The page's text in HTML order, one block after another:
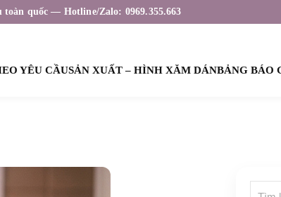
toàn quốc — Hotline/Zalo: 0969.355.663
YÊU CẦUSẢN XUẤT – HÌNH XĂM DÁNBẢNG BÁO